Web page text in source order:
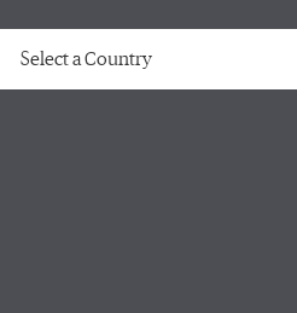
Select a Country